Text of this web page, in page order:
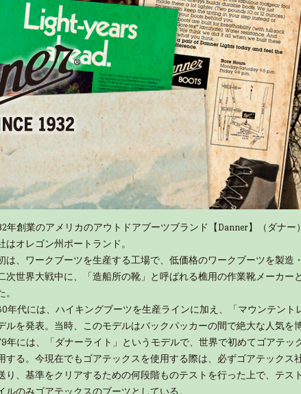
年創業のアメリカのアウトドアブーツブランド【Danner】（ダナー
はオレゴン州ポートランド。
は、ワークブーツを生産する工場で、低価格のワークブーツを製造
次世界大戦中に、「造船所の靴」と呼ばれる樵用の作業靴メーカー
。
年代には、ハイキングブーツを生産ラインに加え、「マウンテント
ルを発表。当時、このモデルはバックパッカーの間で絶大な人気を
年には、「ダナーライト」というモデルで、世界で初めてゴアテッ
する。今現在でもゴアテックスを使用する際は、必ずゴアテックス
り、基準をクリアするための何段階ものテストを行った上で、テス
ルのみゴアテックスのブーツとしている。